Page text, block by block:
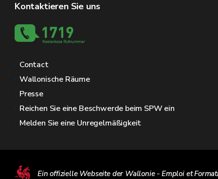
Kontaktieren Sie uns
Contact
Wallonische Räume
Presse
Reichen Sie eine Beschwerde beim SPW ein
Melden Sie eine Unregelmäßigkeit
Ein offizielle Webseite der Wallonie - Emploi et